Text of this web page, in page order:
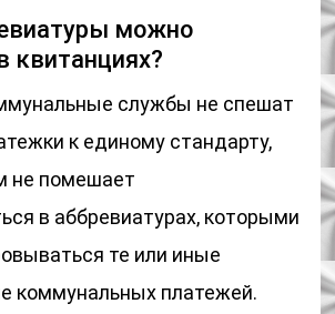
можно
квитанциях?
службы не спешат
к единому стандарту,
не помешает
в аббревиатурах, которыми
те или иные
коммунальных платежей.